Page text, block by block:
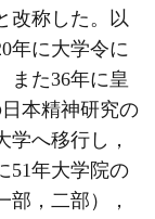
改称した。以
年に大学令に
また36年に皇
本精神研究の
学へ移行し，
51年大学院の
部，二部），